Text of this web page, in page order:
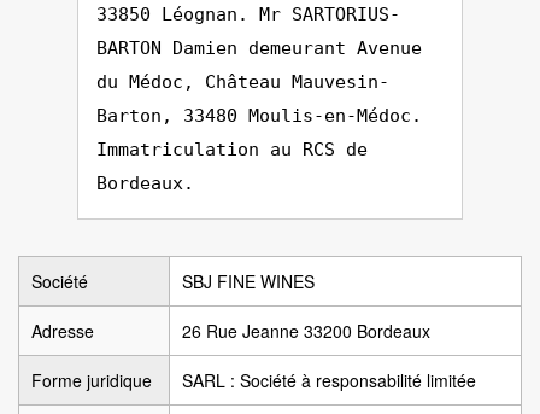
33850 Léognan. Mr SARTORIUS-
BARTON Damien demeurant Avenue
du Médoc, Château Mauvesin-
Barton, 33480 Moulis-en-Médoc.
Immatriculation au RCS de
Bordeaux.
Société SBJ FINE WINES
Adresse 26 Rue Jeanne 33200 Bordeaux
Forme juridique SARL : Société à responsabilité limitée